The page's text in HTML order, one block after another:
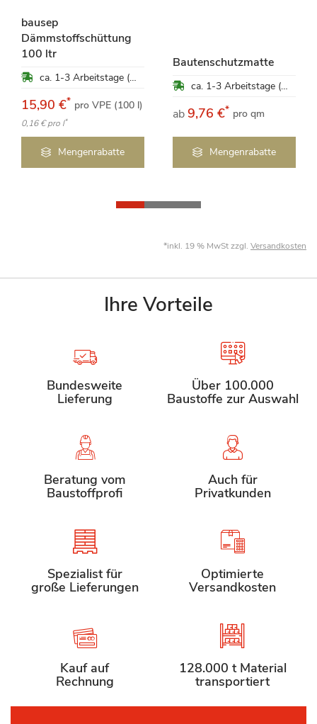
bausep
Dämmstoffschüttung
100 ltr
ca. 1-3 Arbeitstage (Mo-Fr)
15,90 €* pro VPE (100 l)
0,16 €pro l*
Mengenrabatte
Bautenschutzmatte
ca. 1-3 Arbeitstage (Mo-Fr)
ab9,76 €* pro qm
Mengenrabatte
*inkl. 19 % MwSt zzgl. Versandkosten
Ihre Vorteile
Bundesweite
Lieferung
Über 100.000
Baustoffe zur Auswahl
Beratung vom
Baustoffprofi
Auch für
Privatkunden
Spezialist für
große Lieferungen
Optimierte
Versandkosten
Kauf auf
Rechnung
128.000 t Material
transportiert